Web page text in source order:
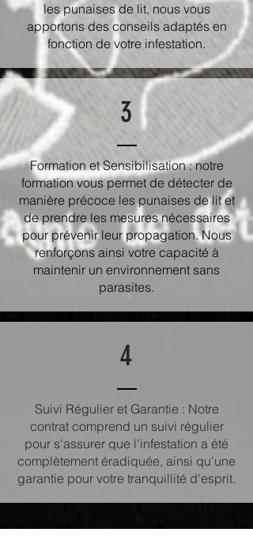
les punaises de lit, nous vous
apportons des conseils adaptés en
fonction de votre infestation.
3
Formation et Sensibilisation : notre
formation vous permet de détecter de
manière précoce les punaises de lit et
de prendre les mesures nécessaires
pour prévenir leur propagation. Nous
renforçons ainsi votre capacité à
maintenir un environnement sans
parasites.
4
Suivi Régulier et Garantie : Notre
contrat comprend un suivi régulier
pour s'assurer que l'infestation a été
complètement éradiquée, ainsi qu'une
garantie pour votre tranquillité d'esprit.